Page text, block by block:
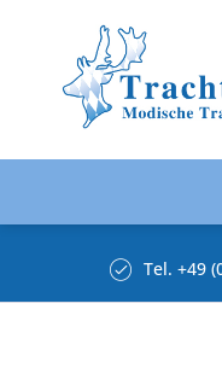
Tel. +49